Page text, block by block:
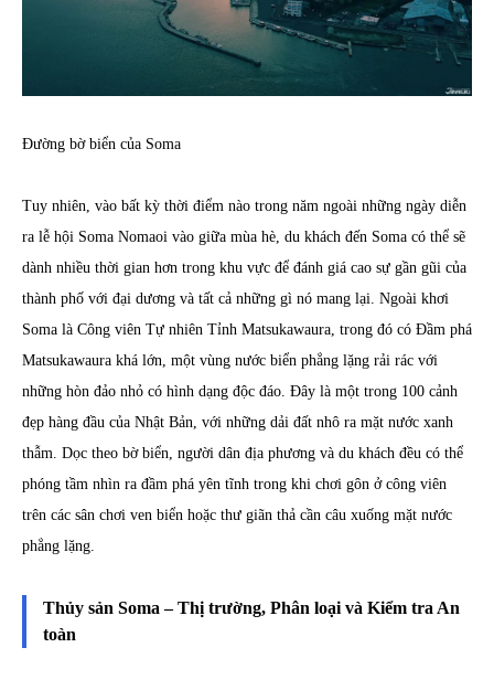
Đường bờ biển của Soma
Tuy nhiên, vào bất kỳ thời điểm nào trong năm ngoài những ngày diễn
ra lễ hội Soma Nomaoi vào giữa mùa hè, du khách đến Soma có thể sẽ
dành nhiều thời gian hơn trong khu vực để đánh giá cao sự gần gũi của
thành phố với đại dương và tất cả những gì nó mang lại. Ngoài khơi
Soma là Công viên Tự nhiên Tỉnh Matsukawaura, trong đó có Đầm phá
Matsukawaura khá lớn, một vùng nước biển phẳng lặng rải rác với
những hòn đảo nhỏ có hình dạng độc đáo. Đây là một trong 100 cảnh
đẹp hàng đầu của Nhật Bản, với những dải đất nhô ra mặt nước xanh
thẫm. Dọc theo bờ biển, người dân địa phương và du khách đều có thể
phóng tầm nhìn ra đầm phá yên tĩnh trong khi chơi gôn ở công viên
trên các sân chơi ven biển hoặc thư giãn thả cần câu xuống mặt nước
phẳng lặng.
Thủy sản Soma – Thị trường, Phân loại và Kiểm tra An
toàn